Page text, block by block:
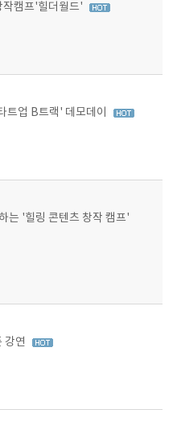
작캠프'힐더월드'
트업 B트랙' 데모데이
는 '힐링 콘텐츠 창작 캠프'
강연